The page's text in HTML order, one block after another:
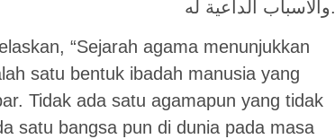
والأسباب الداعية له.
“Sejarah agama menunjukkan
satu bentuk ibadah manusia yang
Tidak ada satu agamapun yang tidak
satu bangsa pun di dunia pada masa